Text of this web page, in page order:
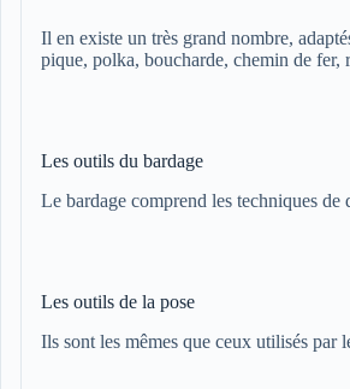
Il en existe un très grand nombre,
pique, polka, boucharde, chemin de
Les outils du bardage
Le bardage comprend les techniques
Les outils de la pose
Ils sont les mêmes que ceux utilisés